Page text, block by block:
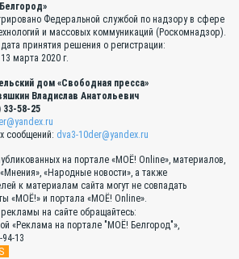
Федеральной службой по надзору в сфере
и массовых коммуникаций (Роскомнадзор).
принятия решения о регистрации:
марта 2020 г.
дом «Свободная пресса»
Владислав Анатольевич
33-58-25
сообщений: dva3-10der@yandex.ru
на портале «МОЁ! Online», материалов,
«Народные новости», а также
к материалам сайта могут не совпадать
«МОЁ!» и портала «МОЁ! Online».
на сайте обращайтесь:
«Реклама на портале "МОЁ! Белгород"»,
13